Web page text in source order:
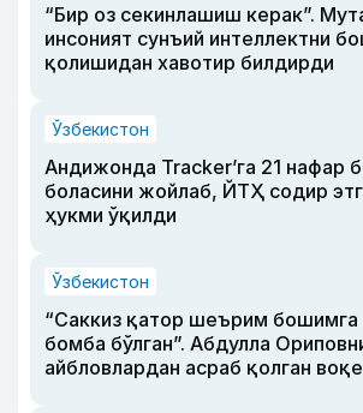
“Бир оз секинлашиш керак”.
инсоният сунъий интеллектни
қолишидан хавотир билдирди
Ўзбекистон
Андижонда Tracker’га 21 нафар
боласини жойлаб, ЙТҲ содир
ҳукми ўқилди
Ўзбекистон
“Саккиз қатор шеърим бошимга
бомба бўлган”. Абдулла
айбловлардан асраб қолган